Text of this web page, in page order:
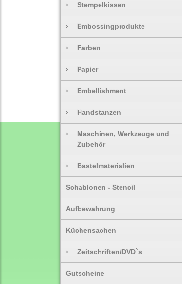
› Stempelkissen
› Embossingprodukte
› Farben
› Papier
› Embellishment
› Handstanzen
›
Maschinen, Werkzeuge und
Zubehör
› Bastelmaterialien
Schablonen - Stencil
Aufbewahrung
Küchensachen
› Zeitschriften/DVD`s
Gutscheine